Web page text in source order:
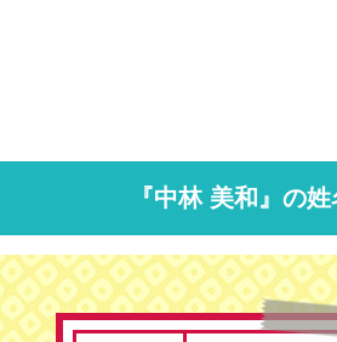
『中林 美和』の